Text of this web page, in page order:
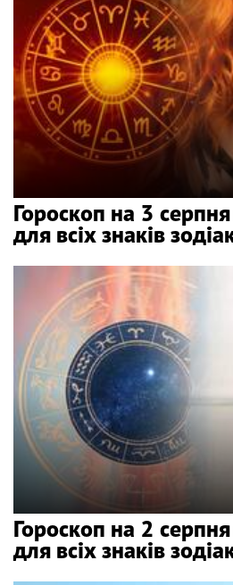
Гороскоп на 3
для всіх знаків
Гороскоп на 2
для всіх знаків